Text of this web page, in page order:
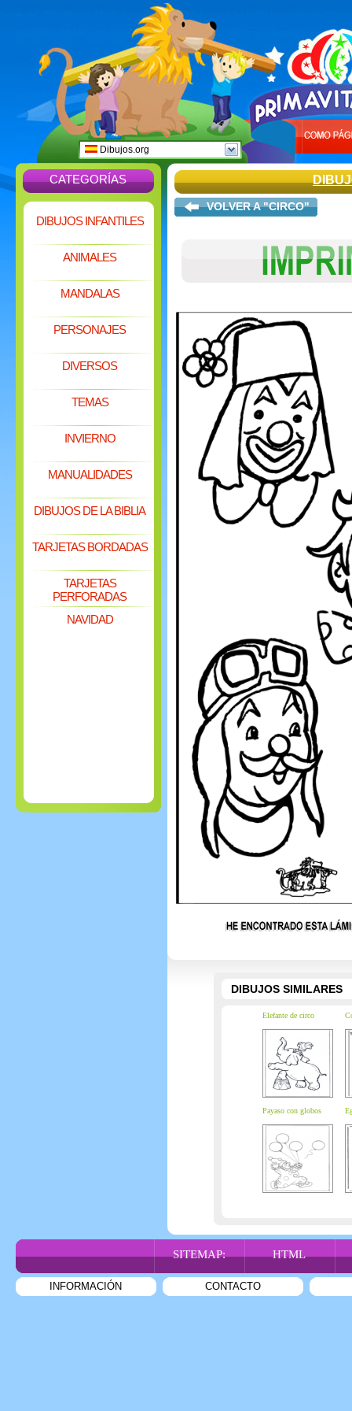
Dibujos.org
CATEGORÍAS
DIBUJOS INFANTILES
ANIMALES
MANDALAS
PERSONAJES
DIVERSOS
TEMAS
INVIERNO
MANUALIDADES
DIBUJOS DE LA BIBLIA
TARJETAS BORDADAS
TARJETAS
PERFORADAS
NAVIDAD
VOLVER A "CIRCO"
DIBUJOS SIMILARES
Elefante de circo
Payaso con globos
SITEMAP: HTML
INFORMACIÓN CONTACTO